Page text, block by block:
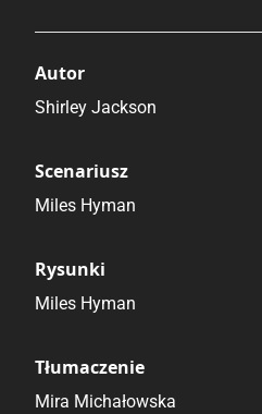
Autor
Shirley Jackson
Scenariusz
Miles Hyman
Rysunki
Miles Hyman
Tłumaczenie
Mira Michałowska